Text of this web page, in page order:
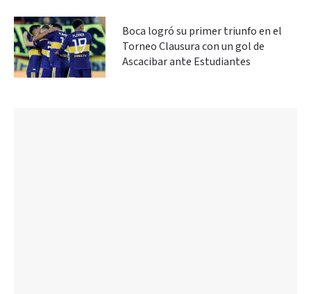
Boca logró su primer triunfo en el
Torneo Clausura con un gol de
Ascacibar ante Estudiantes